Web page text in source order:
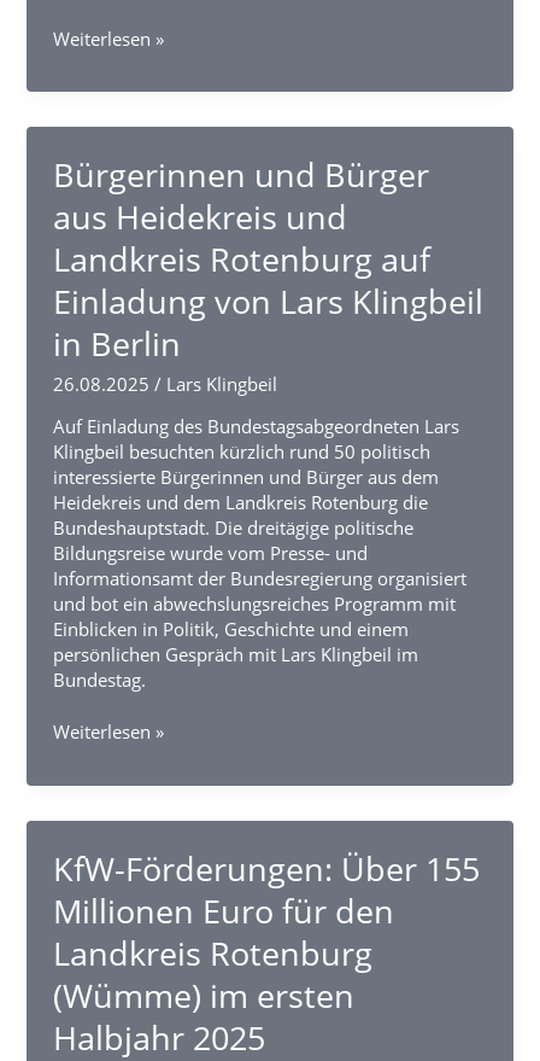
Abschlussveranstaltung
Köpfe
an
der
Lieth-
“Eure
Ideen,
Eure
Zukunft”
Weiterlesen »
Bürgerinnen und Bürger
aus Heidekreis und
Landkreis Rotenburg auf
Einladung von Lars Klingbeil
in Berlin
26.08.2025/ Lars Klingbeil
Auf Einladung des Bundestagsabgeordneten Lars
Klingbeil besuchten kürzlich rund 50 politisch
interessierte Bürgerinnen und Bürger aus dem
Heidekreis und dem Landkreis Rotenburg die
Bundeshauptstadt. Die dreitägige politische
Bildungsreise wurde vom Presse- und
Informationsamt der Bundesregierung organisiert
und bot ein abwechslungsreiches Programm mit
Einblicken in Politik, Geschichte und einem
persönlichen Gespräch mit Lars Klingbeil im
Bundestag.
Bürgerinnen
Bürger
und
Landkreis
Rotenburg
Einladung
von
Lars
Klingbeil
Weiterlesen »
KfW-Förderungen: Über 155
Millionen Euro für den
Landkreis Rotenburg
(Wümme) im ersten
Halbjahr 2025